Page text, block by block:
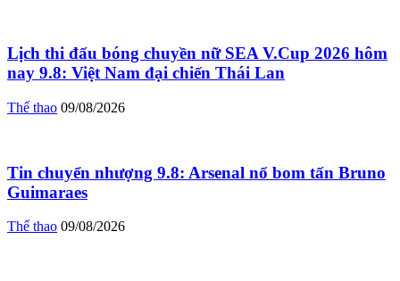
Lịch thi đấu bóng chuyền nữ SEA V.Cup 2026 hôm
nay 9.8: Việt Nam đại chiến Thái Lan
Thể thao 09/08/2026
Tin chuyển nhượng 9.8: Arsenal nổ bom tấn Bruno
Guimaraes
Thể thao 09/08/2026